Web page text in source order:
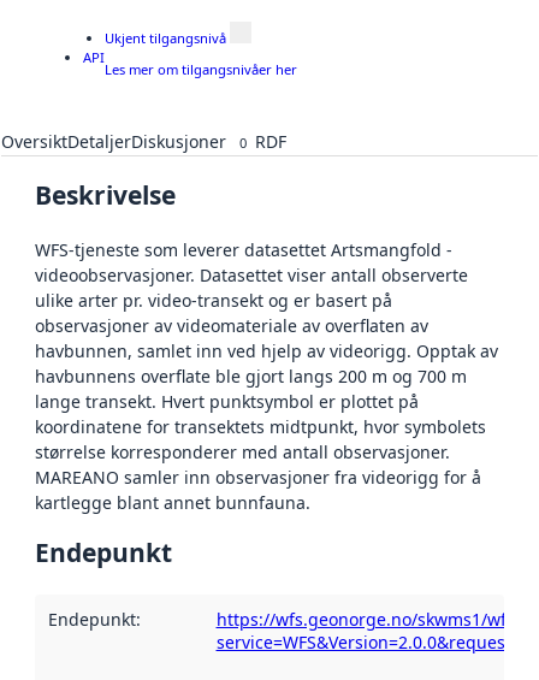
API
Ukjent tilgangsnivå
Les mer om tilgangsnivåer her
OversiktDetaljerDiskusjoner 0 RDF
Beskrivelse
WFS-tjeneste som leverer datasettet Artsmangfold -
videoobservasjoner. Datasettet viser antall observerte
ulike arter pr. video-transekt og er basert på
observasjoner av videomateriale av overflaten av
havbunnen, samlet inn ved hjelp av videorigg. Opptak av
havbunnens overflate ble gjort langs 200 m og 700 m
lange transekt. Hvert punktsymbol er plottet på
koordinatene for transektets midtpunkt, hvor symbolets
størrelse korresponderer med antall observasjoner.
MAREANO samler inn observasjoner fra videorigg for å
kartlegge blant annet bunnfauna.
Endepunkt
Endepunkt:
https://wfs.geonorge.no/skwms1/